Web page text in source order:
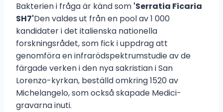
Bakterien i fråga är känd som 'Serratia Ficaria
SH7'Den valdes ut från en pool av 1 000
kandidater i det italienska nationella
forskningsrådet, som fick i uppdrag att
genomföra en infrarödspektrumstudie av de
färgade verken i den nya sakristian i San
Lorenzo-kyrkan, beställd omkring 1520 av
Michelangelo, som också skapade Medici-
gravarna inuti.